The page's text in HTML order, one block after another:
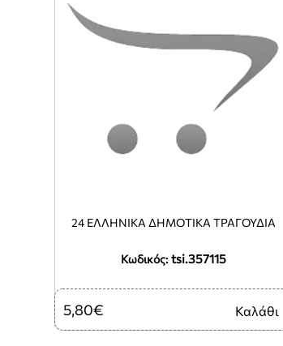
Κωδικός: tsi.357115
24 ΕΛΛΗΝΙΚΑ ΔΗΜΟΤΙΚΑ ΤΡΑΓΟΥΔΙΑ
5,80€ Καλάθι